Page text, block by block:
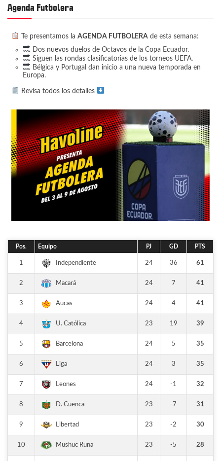
Agenda Futbolera
Te presentamos la AGENDA FUTBOLERAde esta semana:
Dos nuevos duelos de Octavos de la Copa Ecuador.
Siguen las rondas clasificatorias de los torneos UEFA.
Bélgica y Portugal dan inicio a una nueva temporada en
Europa.
Revisa todos los detalles
Pos. Equipo PJ GD PTS
1 Independiente 24 36 61
2 Macará 24 7 41
3 Aucas 24 4 41
4 U. Católica 23 19 39
5 Barcelona 24 5 35
6 Liga 24 3 35
7 Leones 24 -1 32
8 D. Cuenca 23 -7 31
9 Libertad 23 -2 30
10 Mushuc Runa 23 -5 28